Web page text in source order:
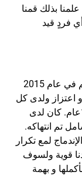
بذلك قمنا
فردٍ قيد
و أضاف هيس قائلاً: "تم تشكيل لافارج هولسم في عام 2015
اعتزاز ولدى كل
واحدٍ منهما تقاليد عمل تعود إلى أكثر من 100عام. كان لدى
تم انتهاكه.
لمع تكرار
قوية ولسوف
و بهمة